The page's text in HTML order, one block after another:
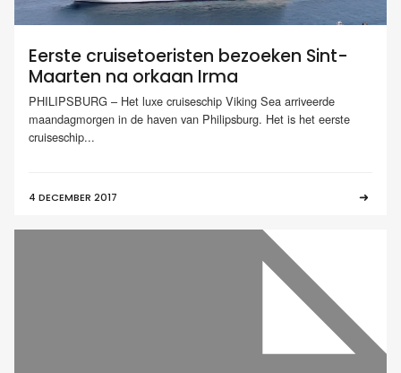
Eerste cruisetoeristen bezoeken Sint-
Maarten na orkaan Irma
PHILIPSBURG – Het luxe cruiseschip Viking Sea arriveerde
maandagmorgen in de haven van Philipsburg. Het is het eerste
cruiseschip...
4 DECEMBER 2017